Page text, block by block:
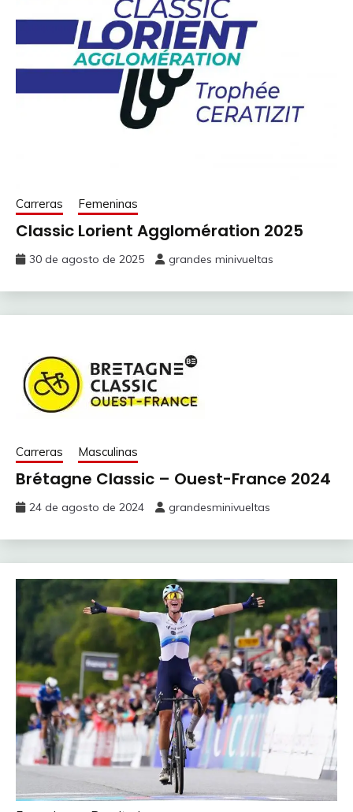
Carreras Femeninas
Classic Lorient Agglomération 2025
30 de agosto de 2025 grandes minivueltas
Carreras Masculinas
Brétagne Classic – Ouest-France 2024
24 de agosto de 2024 grandesminivueltas